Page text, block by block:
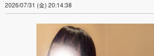
2026/07/31 (金) 20:14:38